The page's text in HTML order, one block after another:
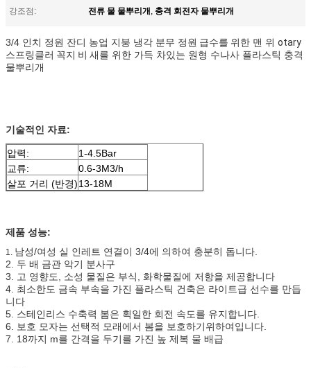
강조점:
전류 물 물뿌리개, 충격 회전자 물뿌리개
3/4 인치 정원 잔디 농업 지붕 냉각 분무 정원 급수를 위한 맨 위 otary
스프링클러 꼭지 비 새를 위한 가득 차있는 원형 수나사 플라스틱 충격
물뿌리개
기술적인 자료:
압력:
1-4.5Bar
교류:
0.6-3M3/h
살포 거리 (반경)13-18M
제품 성능:
1. 남성/여성 실 인레트 연결이 3/4에 의하여 충분히 돕니다.
2. 두 배 금관 악기 분사구
3. 고 영향도, 소성 물질은 부식, 화학물질에 저항을 제공합니다
4. 최소한도 금속 부속을 가진 플라스틱 건축은 라이트급 선수를 만듭
니다
5. 스테인리스 수축력 봄은 획일한 회전 속도를 유지합니다.
6. 보호 모자는 선택적 모래에서 봄을 보호하기위하여입니다.
7. 18까지 m를 간격을 두기를 가진 높 제복 물 배급